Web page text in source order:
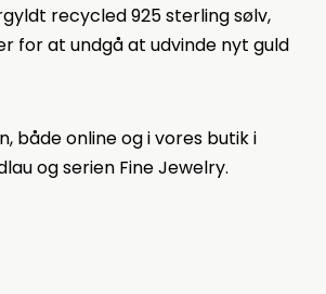
recycled 925 sterling sølv,
for at undgå at udvinde nyt guld
både online og i vores butik i
og serien Fine Jewelry.